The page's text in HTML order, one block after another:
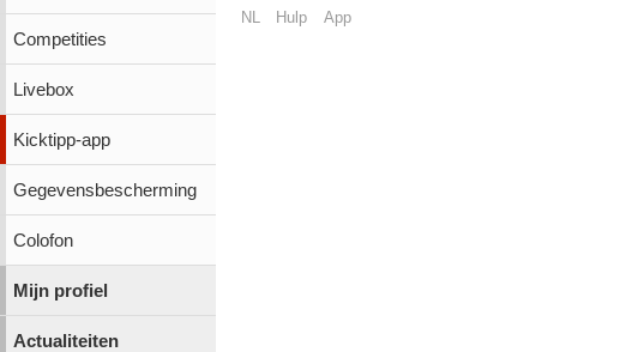
Competities
Livebox
Kicktipp-app
Gegevensbescherming
Colofon
Mijn profiel
Actualiteiten
NL Hulp App